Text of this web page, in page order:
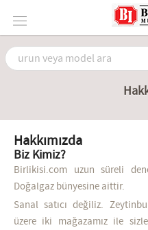
Hakkımızda
Biz Kimiz?
Birlikisi.com uzun süreli
Doğalgaz bünyesine aittir.
Sanal satıcı değiliz.
üzere iki mağazamız ile